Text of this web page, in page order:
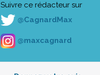
Suivre ce rédacteur sur
@CagnardMax
@maxcagnard